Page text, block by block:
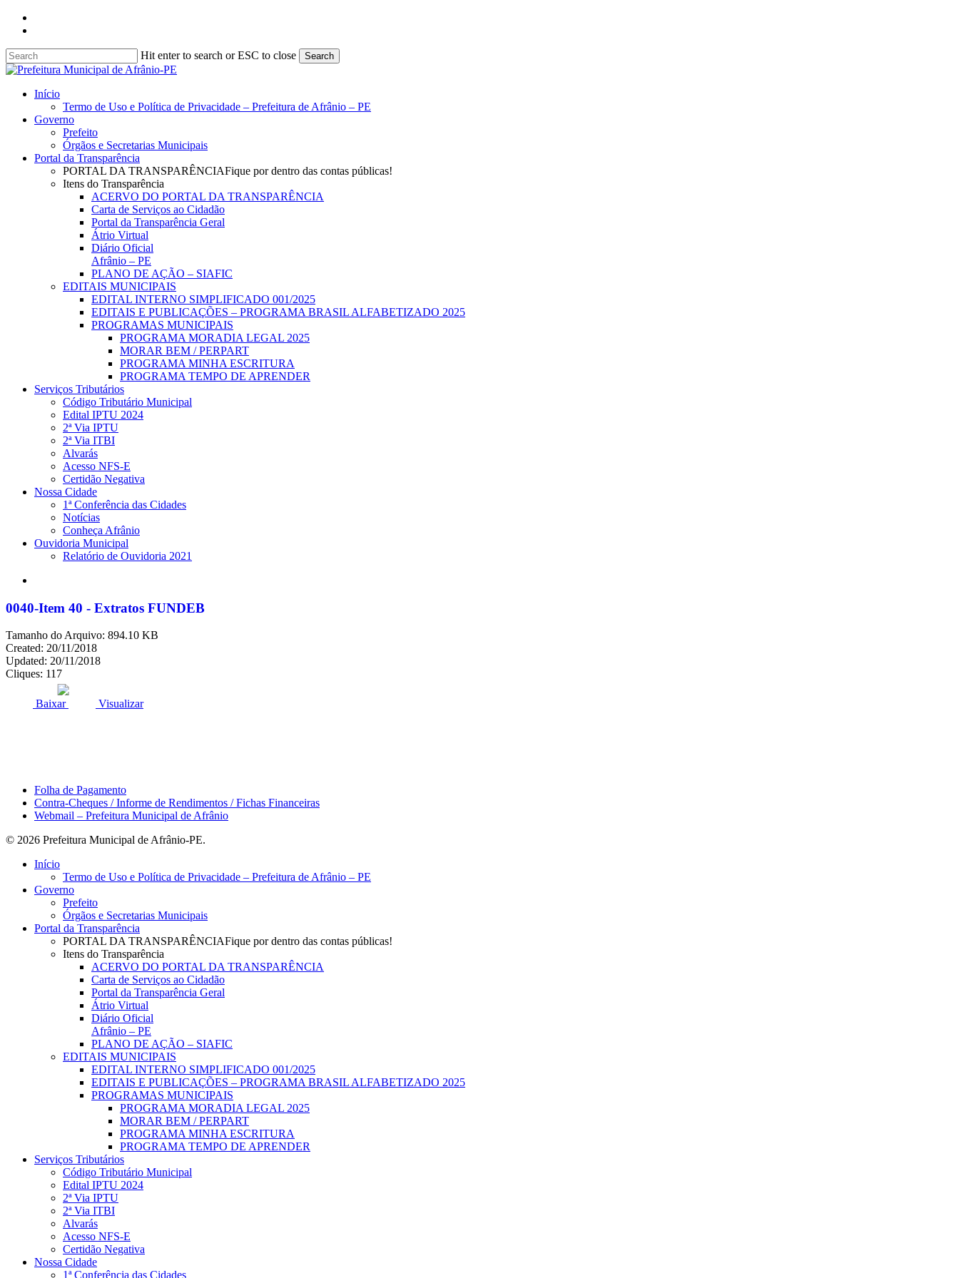
Skip
content
Hit enter to search or ESC to close Search
Close
search
Menu
Início
Termo de Uso e Política de Privacidade – Prefeitura de Afrânio – PE
Governo
Prefeito
Órgãos e Secretarias Municipais
Portal da Transparência
PORTAL DA TRANSPARÊNCIAFique por dentro das contas públicas!
Itens do Transparência
ACERVO DO PORTAL DA TRANSPARÊNCIA
Carta de Serviços ao Cidadão
Portal da Transparência Geral
Átrio Virtual
Diário Oficial
Afrânio – PE
PLANO DE AÇÃO – SIAFIC
EDITAIS MUNICIPAIS
EDITAL INTERNO SIMPLIFICADO 001/2025
EDITAIS E PUBLICAÇÕES – PROGRAMA BRASIL ALFABETIZADO 2025
PROGRAMAS MUNICIPAIS
PROGRAMA MORADIA LEGAL 2025
MORAR BEM / PERPART
PROGRAMA MINHA ESCRITURA
PROGRAMA TEMPO DE APRENDER
Serviços Tributários
Código Tributário Municipal
Edital IPTU 2024
2ª Via IPTU
2ª Via ITBI
Alvarás
Acesso NFS-E
Certidão Negativa
Nossa Cidade
1ª Conferência das Cidades
Notícias
Conheça Afrânio
Ouvidoria Municipal
Relatório de Ouvidoria 2021
0040-Item 40 - Extratos FUNDEB
Tamanho do Arquivo: 894.10 KB
Created: 20/11/2018
Updated: 20/11/2018
Cliques: 117
Baixar Visualizar
Folha de Pagamento
Contra-Cheques / Informe de Rendimentos / Fichas Financeiras
Webmail – Prefeitura Municipal de Afrânio
© 2026 Prefeitura Municipal de Afrânio-PE.
Close
Início
Termo de Uso e Política de Privacidade – Prefeitura de Afrânio – PE
Governo
Prefeito
Órgãos e Secretarias Municipais
Portal da Transparência
PORTAL DA TRANSPARÊNCIAFique por dentro das contas públicas!
Itens do Transparência
ACERVO DO PORTAL DA TRANSPARÊNCIA
Carta de Serviços ao Cidadão
Portal da Transparência Geral
Átrio Virtual
Diário Oficial
Afrânio – PE
PLANO DE AÇÃO – SIAFIC
EDITAIS MUNICIPAIS
EDITAL INTERNO SIMPLIFICADO 001/2025
EDITAIS E PUBLICAÇÕES – PROGRAMA BRASIL ALFABETIZADO 2025
PROGRAMAS MUNICIPAIS
PROGRAMA MORADIA LEGAL 2025
MORAR BEM / PERPART
PROGRAMA MINHA ESCRITURA
PROGRAMA TEMPO DE APRENDER
Serviços Tributários
Código Tributário Municipal
Edital IPTU 2024
2ª Via IPTU
2ª Via ITBI
Alvarás
Acesso NFS-E
Certidão Negativa
Nossa Cidade
1ª Conferência das Cidades